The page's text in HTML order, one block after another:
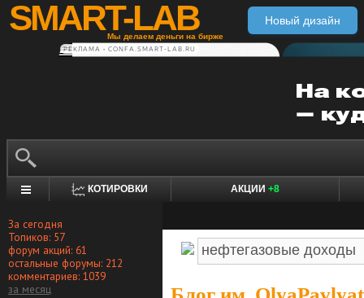
SMART-LAB
Мы делаем деньги на бирже
Новый дизайн
РЕКЛАМА • CONFA.SMART-LAB.RU
КОТИРОВКИ АКЦИИ +8
За сегодня
Топиков: 57
форум акций: 61
остальные форумы: 212
комментариев: 1039
за месяц